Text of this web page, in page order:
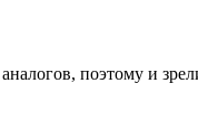
поэтому и